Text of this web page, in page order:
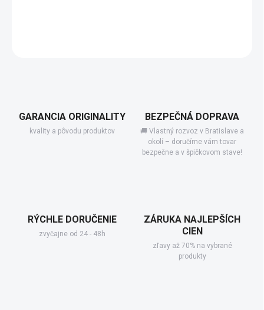
GARANCIA ORIGINALITY
kvality a pôvodu produktov
BEZPEČNÁ DOPRAVA
🚚 Vlastný rozvoz v Bratislave a
okolí – doručíme vám tovar
bezpečne a v špičkovom stave!
RÝCHLE DORUČENIE
zvyčajne od 24 - 48h
ZÁRUKA NAJLEPŠÍCH
CIEN
zľavy až 70% na vybrané
produkty